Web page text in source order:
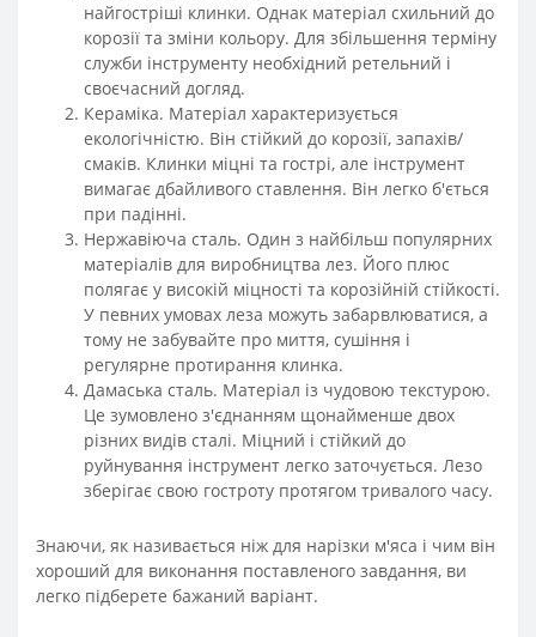
найгостріші клинки. Однак матеріал схильний до
корозії та зміни кольору. Для збільшення терміну
служби інструменту необхідний ретельний і
своєчасний догляд.
Кераміка. Матеріал характеризується
екологічністю. Він стійкий до корозії, запахів/
смаків. Клинки міцні та гострі, але інструмент
вимагає дбайливого ставлення. Він легко б'ється
при падінні.
Нержавіюча сталь. Один з найбільш популярних
матеріалів для виробництва лез. Його плюс
полягає у високій міцності та корозійній стійкості.
У певних умовах леза можуть забарвлюватися, а
тому не забувайте про миття, сушіння і
регулярне протирання клинка.
Дамаська сталь. Матеріал із чудовою текстурою.
Це зумовлено з'єднанням щонайменше двох
різних видів сталі. Міцний і стійкий до
руйнування інструмент легко заточується. Лезо
зберігає свою гостроту протягом тривалого часу.
Знаючи, як називається ніж для нарізки м'яса і чим він
хороший для виконання поставленого завдання, ви
легко підберете бажаний варіант.